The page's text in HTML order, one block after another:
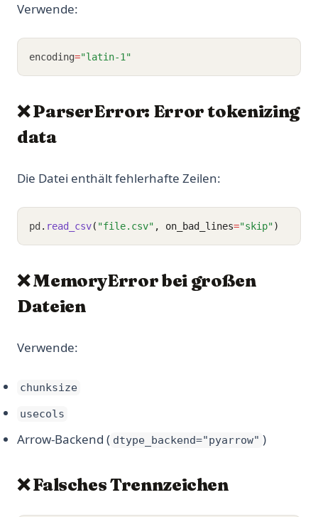
Verwende:
encoding="latin-1"
❌ ParserError: Error tokenizing
data
Die Datei enthält fehlerhafte Zeilen:
pd . read_csv( "file.csv" , on_bad_lines="skip")
❌ MemoryError bei großen
Dateien
Verwende:
chunksize
usecols
Arrow-Backend ( dtype_backend="pyarrow" )
❌ Falsches Trennzeichen